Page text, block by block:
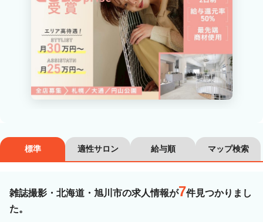
職種・技能ランク
美容師アシスタント
ネイリスト エステティシャン
雇用形態
標準 適性サロン 給与順 マップ検索
雑誌撮影・北海道・旭川市の求人情報が7件見つかりまし
た。